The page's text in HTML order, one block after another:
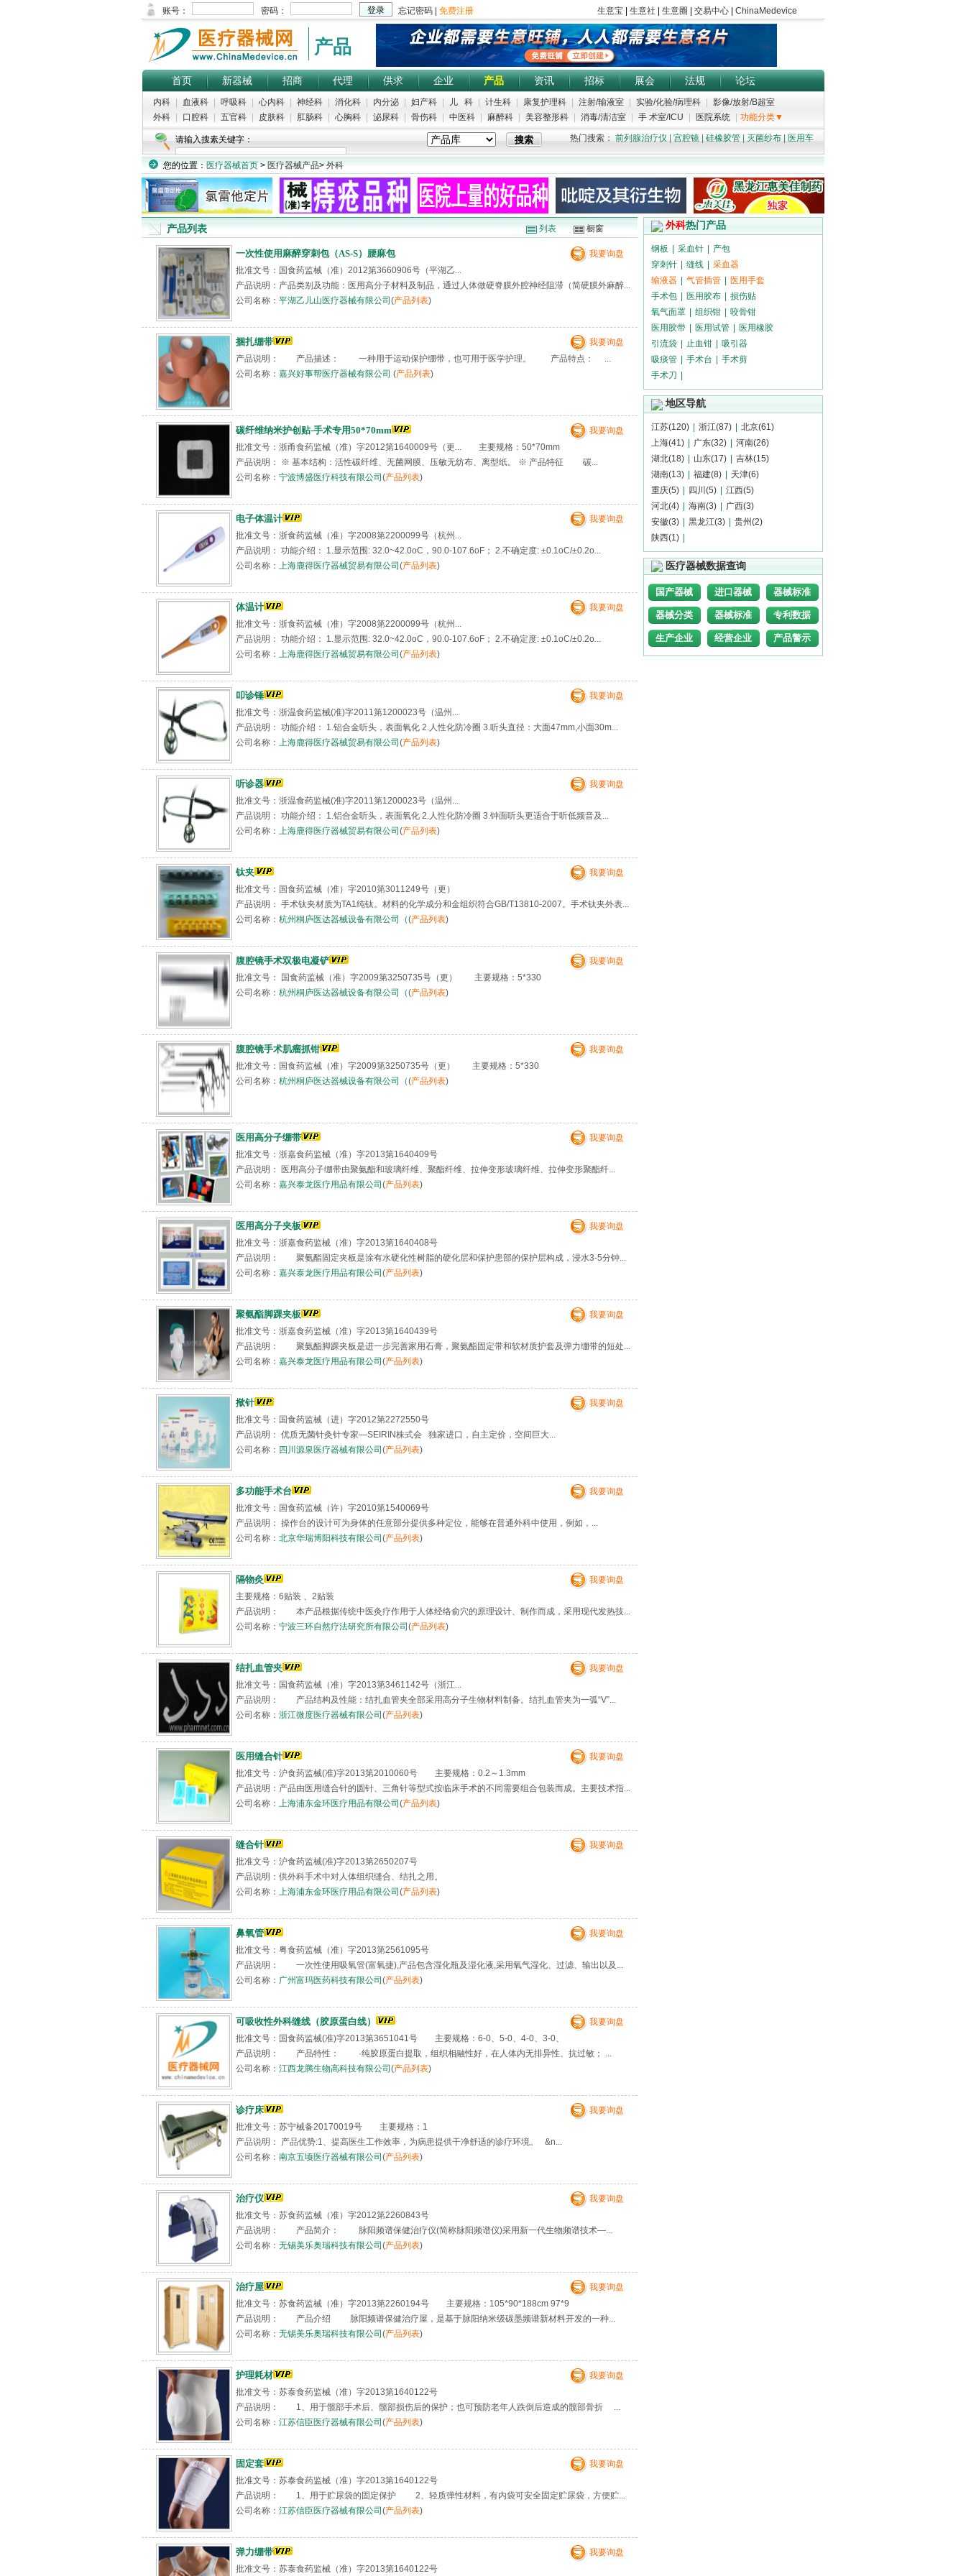
产品
首页 新器械 招商 代理 供求 企业 产品 资讯 招标 展会 法规 论坛
内科 血液科 呼吸科 心内科 神经科 消化科 内分泌 妇产科 儿 科 计生科 康复护理科 注射/输液室 实验/化验/病理科
影像/放射/B超室
外科
口腔科 五官科 皮肤科 肛肠科 心胸科 泌尿科 骨伤科 中医科 麻醉科 美容整形科 消毒/清洁室 手 术室/ICU 医院系统 功能分类▼
请输入搜素关键字： 热门搜索： 前列腺治疗仪 宫腔镜| 硅橡胶管| 灭菌纱布| 医用车
您的位置： 医疗器械首页 > 医疗器械产品> 外科
产品列表 列表 橱窗
一次性使用麻醉穿刺包（AS-S）腰麻包
我要询盘
批准文号：国食药监械（准）2012第3660906号（平湖乙...
产品说明：产品类别及功能：医用高分子材料及制品，通过人体做硬脊膜外腔神经阻滞（简硬膜外麻醉...
公司名称： 平湖乙儿山医疗器械有限公司 (产品列表)
捆扎绷带
我要询盘
产品说明： 产品描述： 一种用于运动保护绷带，也可用于医学护理。 产品特点： ...
公司名称： 嘉兴好事帮医疗器械有限公司 (产品列表)
碳纤维纳米护创贴-手术专用50*70mm
我要询盘
批准文号：浙甬食药监械（准）字2012第1640009号（更... 主要规格：50*70mm
产品说明： ※ 基本结构：活性碳纤维、无菌网膜、压敏无纺布、离型纸。 ※ 产品特征 碳...
公司名称： 宁波博盛医疗科技有限公司 (产品列表)
电子体温计
我要询盘
批准文号：浙食药监械（准）字2008第2200099号（杭州...
产品说明： 功能介绍： 1.显示范围: 32.0~42.0oC，90.0-107.6oF； 2.不确定度: ±0.1oC/±0.2o...
公司名称： 上海鹿得医疗器械贸易有限公司 (产品列表)
体温计
我要询盘
批准文号：浙食药监械（准）字2008第2200099号（杭州...
产品说明： 功能介绍： 1.显示范围: 32.0~42.0oC，90.0-107.6oF； 2.不确定度: ±0.1oC/±0.2o...
公司名称： 上海鹿得医疗器械贸易有限公司 (产品列表)
叩诊锤
我要询盘
批准文号：浙温食药监械(准)字2011第1200023号（温州...
产品说明： 功能介绍： 1.铝合金听头，表面氧化 2.人性化防冷圈 3.听头直径：大面47mm,小面30m...
公司名称： 上海鹿得医疗器械贸易有限公司 (产品列表)
听诊器
我要询盘
批准文号：浙温食药监械(准)字2011第1200023号（温州...
产品说明： 功能介绍： 1.铝合金听头，表面氧化 2.人性化防冷圈 3.钟面听头更适合于听低频音及...
公司名称： 上海鹿得医疗器械贸易有限公司 (产品列表)
钛夹
我要询盘
批准文号：国食药监械（准）字2010第3011249号（更）
产品说明： 手术钛夹材质为TA1纯钛。材料的化学成分和金组织符合GB/T13810-2007。手术钛夹外表...
公司名称： 杭州桐庐医达器械设备有限公司（(产品列表)
腹腔镜手术双极电凝铲
我要询盘
批准文号： 国食药监械（准）字2009第3250735号（更） 主要规格：5*330
公司名称： 杭州桐庐医达器械设备有限公司（(产品列表)
腹腔镜手术肌瘤抓钳
我要询盘
批准文号：国食药监械（准）字2009第3250735号（更） 主要规格：5*330
公司名称： 杭州桐庐医达器械设备有限公司（(产品列表)
医用高分子绷带
我要询盘
批准文号：浙嘉食药监械（准）字2013第1640409号
产品说明： 医用高分子绷带由聚氨酯和玻璃纤维、聚酯纤维、拉伸变形玻璃纤维、拉伸变形聚酯纤...
公司名称： 嘉兴泰龙医疗用品有限公司 (产品列表)
医用高分子夹板
我要询盘
批准文号：浙嘉食药监械（准）字2013第1640408号
产品说明： 聚氨酯固定夹板是涂有水硬化性树脂的硬化层和保护患部的保护层构成，浸水3-5分钟...
公司名称： 嘉兴泰龙医疗用品有限公司 (产品列表)
聚氨酯脚踝夹板
我要询盘
批准文号：浙嘉食药监械（准）字2013第1640439号
产品说明： 聚氨酯脚踝夹板是进一步完善家用石膏，聚氨酯固定带和软材质护套及弹力绷带的短处...
公司名称： 嘉兴泰龙医疗用品有限公司 (产品列表)
揿针
我要询盘
批准文号：国食药监械（进）字2012第2272550号
产品说明： 优质无菌针灸针专家—SEIRIN株式会 独家进口，自主定价，空间巨大...
公司名称： 四川源泉医疗器械有限公司 (产品列表)
多功能手术台
我要询盘
批准文号：国食药监械（许）字2010第1540069号
产品说明： 操作台的设计可为身体的任意部分提供多种定位，能够在普通外科中使用，例如，...
公司名称： 北京华瑞博阳科技有限公司 (产品列表)
隔物灸
我要询盘
主要规格：6贴装 、2贴装
产品说明： 本产品根据传统中医灸疗作用于人体经络俞穴的原理设计、制作而成，采用现代发热技...
公司名称： 宁波三环自然疗法研究所有限公司 (产品列表)
结扎血管夹
我要询盘
批准文号：国食药监械（准）字2013第3461142号（浙江...
产品说明： 产品结构及性能：结扎血管夹全部采用高分子生物材料制备。结扎血管夹为一弧“V”...
公司名称： 浙江微度医疗器械有限公司 (产品列表)
医用缝合针
我要询盘
批准文号：沪食药监械(准)字2013第2010060号 主要规格：0.2～1.3mm
产品说明：产品由医用缝合针的圆针、三角针等型式按临床手术的不同需要组合包装而成。主要技术指...
公司名称： 上海浦东金环医疗用品有限公司 (产品列表)
缝合针
我要询盘
批准文号：沪食药监械(准)字2013第2650207号
产品说明：供外科手术中对人体组织缝合、结扎之用。
公司名称： 上海浦东金环医疗用品有限公司 (产品列表)
鼻氧管
我要询盘
批准文号：粤食药监械（准）字2013第2561095号
产品说明： 一次性使用吸氧管(富氧捷),产品包含湿化瓶及湿化液,采用氧气湿化、过滤、输出以及...
公司名称： 广州富玛医药科技有限公司 (产品列表)
可吸收性外科缝线（胶原蛋白线）
我要询盘
批准文号：国食药监械(准)字2013第3651041号 主要规格：6-0、5-0、4-0、3-0、
产品说明： 产品特性： ·纯胶原蛋白提取，组织相融性好，在人体内无排异性、抗过敏； ...
公司名称： 江西龙腾生物高科技有限公司 (产品列表)
诊疗床
我要询盘
批准文号：苏宁械备20170019号 主要规格：1
产品说明： 产品优势:1、提高医生工作效率，为病患提供干净舒适的诊疗环境。 &n...
公司名称： 南京五顷医疗器械有限公司 (产品列表)
治疗仪
我要询盘
批准文号：苏食药监械（准）字2012第2260843号
产品说明： 产品简介： 脉阳频谱保健治疗仪(简称脉阳频谱仪)采用新一代生物频谱技术—...
公司名称： 无锡美乐奥瑞科技有限公司 (产品列表)
治疗屋
我要询盘
批准文号：苏食药监械（准）字2013第2260194号 主要规格：105*90*188cm 97*9
产品说明： 产品介绍 脉阳频谱保健治疗屋，是基于脉阳纳米级碳墨频谱新材料开发的一种...
公司名称： 无锡美乐奥瑞科技有限公司 (产品列表)
护理耗材
我要询盘
批准文号：苏泰食药监械（准）字2013第1640122号
产品说明： 1、用于髋部手术后、髋部损伤后的保护；也可预防老年人跌倒后造成的髋部骨折 ...
公司名称： 江苏信臣医疗器械有限公司 (产品列表)
固定套
我要询盘
批准文号：苏泰食药监械（准）字2013第1640122号
产品说明： 1、用于贮尿袋的固定保护 2、轻质弹性材料，有内袋可安全固定贮尿袋，方便贮...
公司名称： 江苏信臣医疗器械有限公司 (产品列表)
弹力绷带
我要询盘
批准文号：苏泰食药监械（准）字2013第1640122号
外科热门产品
钢板 | 采血针 | 产包
穿刺针 | 缝线 | 采血器
输液器 | 气管插管 | 医用手套
手术包 | 医用胶布 | 损伤贴
氧气面罩 | 组织钳 | 咬骨钳
医用胶带 | 医用试管 | 医用橡胶
引流袋 | 止血钳 | 吸引器
吸痰管 | 手术台 | 手术剪
手术刀 |
地区导航
江苏(120) | 浙江(87) | 北京(61)
上海(41) | 广东(32) | 河南(26)
湖北(18) | 山东(17) | 吉林(15)
湖南(13) | 福建(8) | 天津(6)
重庆(5) | 四川(5) | 江西(5)
河北(4) | 海南(3) | 广西(3)
安徽(3) | 黑龙江(3) | 贵州(2)
陕西(1) |
医疗器械数据查询
国产器械 进口器械 器械标准
器械分类 器械标准 专利数据
生产企业 经营企业 产品警示